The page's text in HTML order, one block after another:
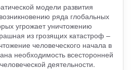
модели развития
ряда глобальных
угрожает уничтожению
из грозящих катастроф –
человеческого начала в
необходимость всесторонней
деятельности.